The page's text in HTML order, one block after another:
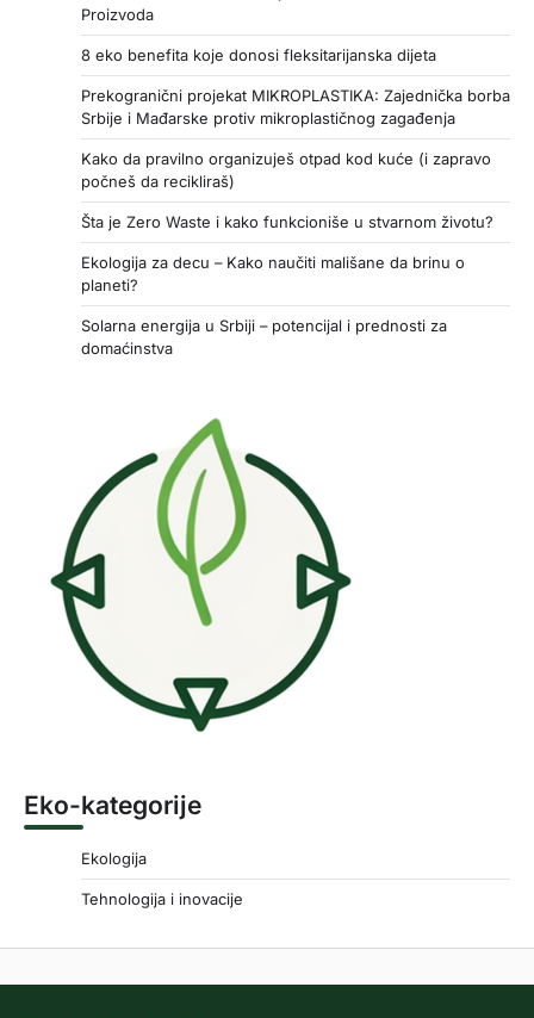
Proizvoda
8 eko benefita koje donosi fleksitarijanska dijeta
Prekogranični projekat MIKROPLASTIKA: Zajednička borba
Srbije i Mađarske protiv mikroplastičnog zagađenja
Kako da pravilno organizuješ otpad kod kuće (i zapravo
počneš da recikliraš)
Šta je Zero Waste i kako funkcioniše u stvarnom životu?
Ekologija za decu – Kako naučiti mališane da brinu o
planeti?
Solarna energija u Srbiji – potencijal i prednosti za
domaćinstva
Eko-kategorije
Ekologija
Tehnologija i inovacije